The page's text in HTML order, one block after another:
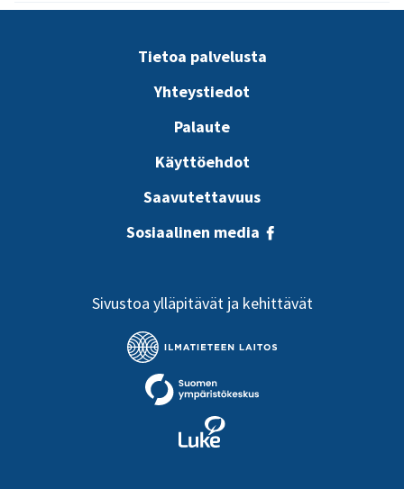
Tietoa palvelusta
Yhteystiedot
Palaute
Käyttöehdot
Saavutettavuus
Sosiaalinen media
Sivustoa ylläpitävät ja kehittävät